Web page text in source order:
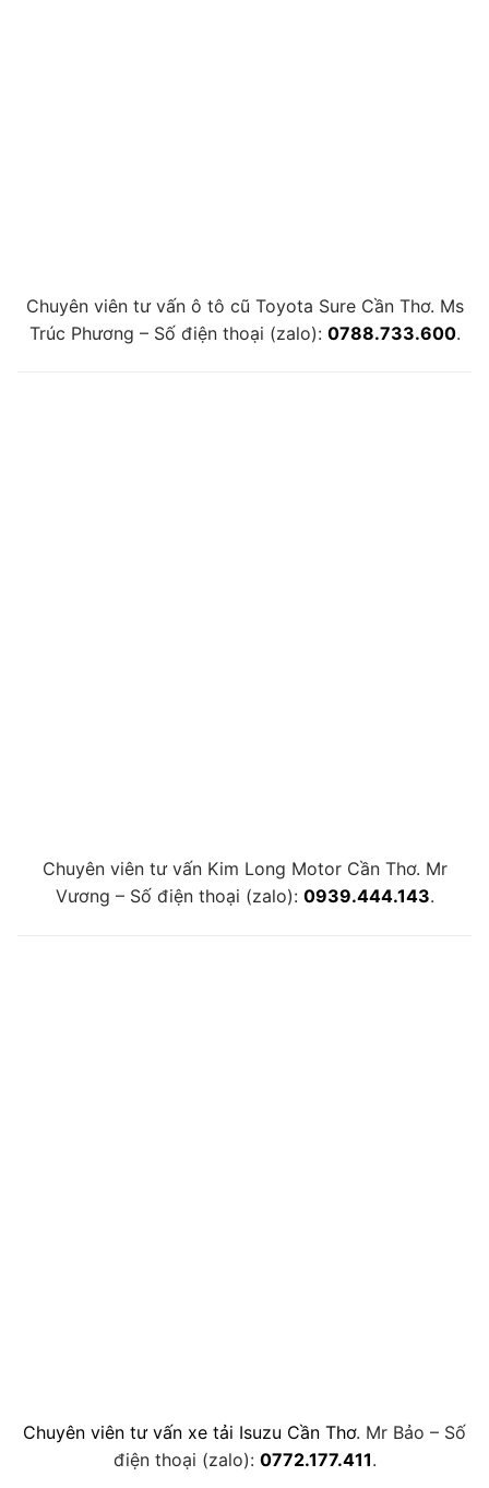
Chuyên viên tư vấn ô tô cũ Toyota Sure Cần Thơ. Ms
Trúc Phương – Số điện thoại (zalo): 0788.733.600.
Chuyên viên tư vấn Kim Long Motor Cần Thơ. Mr
Vương – Số điện thoại (zalo): 0939.444.143.
Chuyên viên tư vấn xe tải Isuzu Cần Thơ. Mr Bảo – Số
điện thoại (zalo): 0772.177.411.